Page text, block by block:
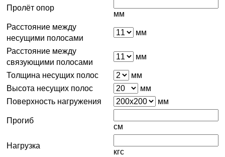
Пролёт опор
мм
Расстояние между
несущими полосами
мм
Расстояние между
связующими полосами
мм
Толщина несущих полос
мм
Высота несущих полос
мм
Поверхность нагружения
мм
Прогиб
см
Нагрузка
кгс